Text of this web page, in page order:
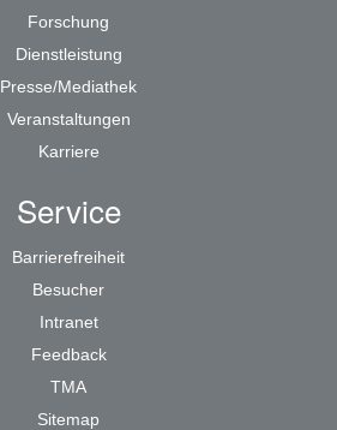
Forschung
Dienstleistung
Presse/Mediathek
Veranstaltungen
Karriere
Service
Barrierefreiheit
Besucher
Intranet
Feedback
TMA
Sitemap